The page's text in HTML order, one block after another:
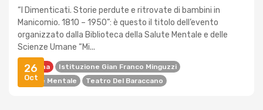
26
Oct
“I Dimenticati. Storie perdute e ritrovate di bambini in
Manicomio. 1810 – 1950”: è questo il titolo dell’evento
organizzato dalla Biblioteca della Salute Mentale e delle
Scienze Umane “Mi...
Bologna
Istituzione Gian Franco Minguzzi
Salute Mentale
Teatro Del Baraccano